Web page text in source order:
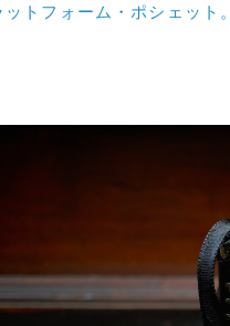
ットフォーム・ポシェット。